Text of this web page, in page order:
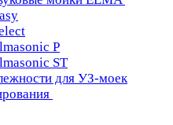
P
ST
для УЗ-моек